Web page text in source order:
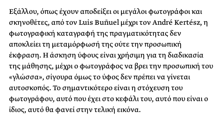
Εξάλλου, όπως έχουν αποδείξει οι μεγάλοι φωτογράφοι και
σκηνοθέτες, από τον Luis Buñuel μέχρι τον André Kertész, η
φωτογραφική καταγραφή της πραγματικότητας δεν
αποκλείει τη μεταμόρφωσή της ούτε την προσωπική
έκφραση. Η άσκηση ύφους είναι χρήσιμη για τη διαδικασία
της μάθησης, μέχρι ο φωτογράφος να βρει την προσωπική του
«γλώσσα», σίγουρα όμως το ύφος δεν πρέπει να γίνεται
αυτοσκοπός. Το σημαντικότερο είναι η στόχευση του
φωτογράφου, αυτό που έχει στο κεφάλι του, αυτό που είναι ο
ίδιος, αυτό θα φανεί στην τελική εικόνα.